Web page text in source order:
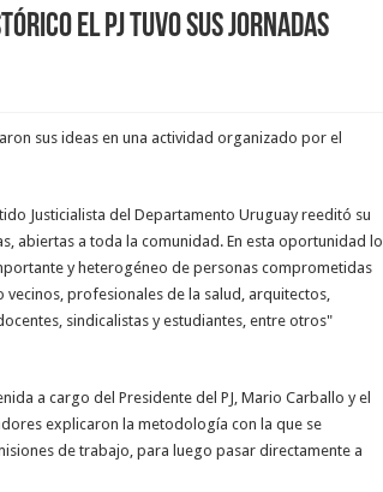
el PJ tuvo sus jornadas
sus ideas en una actividad organizado por el
Justicialista del Departamento Uruguay reeditó su
abiertas a toda la comunidad. En esta oportunidad lo
y heterogéneo de personas comprometidas
profesionales de la salud, arquitectos,
sindicalistas y estudiantes, entre otros"
a cargo del Presidente del PJ, Mario Carballo y el
explicaron la metodología con la que se
de trabajo, para luego pasar directamente a